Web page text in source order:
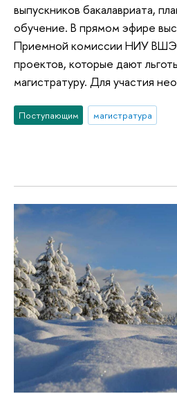
выпускников бакалавриата,
обучение. В прямом эфире
Приемной комиссии НИУ ВШЭ
проектов, которые дают
магистратуру. Для участия
Поступающим магистратура